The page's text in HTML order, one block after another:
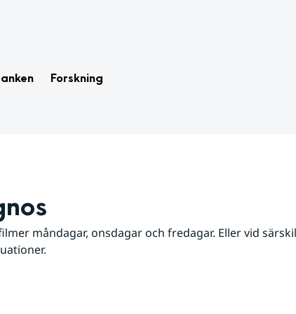
Forskning
måndagar, onsdagar och fredagar. Eller vid